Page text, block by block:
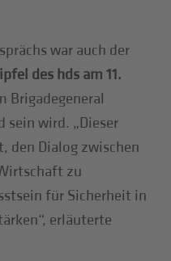
war auch der
des hds am 11.
Brigadegeneral
sein wird. „Dieser
den Dialog zwischen
zu
für Sicherheit in
erläuterte